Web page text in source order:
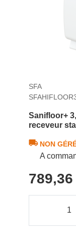
SFA
Sanifloor+
receveur
NON
A
789,36